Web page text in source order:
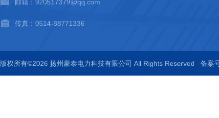
邮箱：920517379@qq.com
传真：0514-88771336
版权所有©2026 扬州豪泰电力科技有限公司 All Rights Reserved 备案